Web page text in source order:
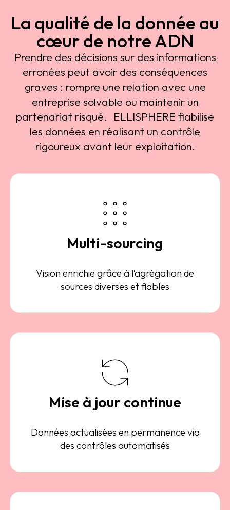
La qualité de la donnée au
cœur de notre ADN
Prendre des décisions sur des informations
erronées peut avoir des conséquences
graves : rompre une relation avec une
entreprise solvable ou maintenir un
partenariat risqué. ELLISPHERE fiabilise
les données en réalisant un contrôle
rigoureux avant leur exploitation.
Multi-sourcing
Vision enrichie grâce à l’agrégation de
sources diverses et fiables
Mise à jour continue
Données actualisées en permanence via
des contrôles automatisés